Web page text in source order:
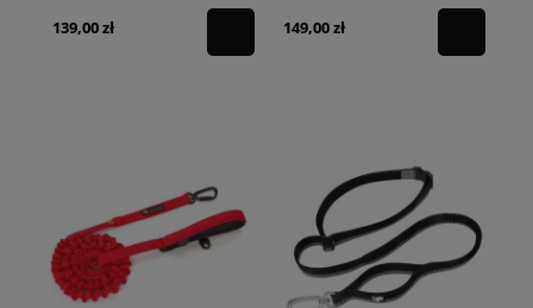
139,00 zł 149,00 zł